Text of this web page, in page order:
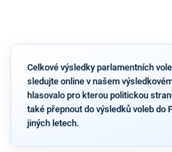
Celkové výsledky parlamentních
sledujte online v našem
hlasovalo pro kterou politickou
také přepnout do výsledků voleb do
jiných letech.